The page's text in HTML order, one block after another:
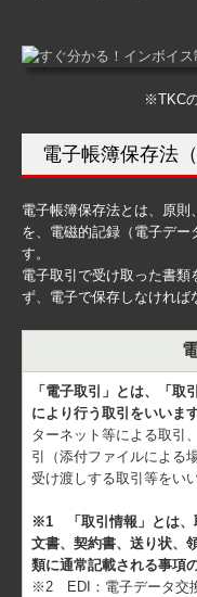
※TKC
電子帳簿保存法
電子帳簿保存法とは、原
を、電磁的記録（電子デ
す。
電子取引で受け取った書
ず、電子で保存しなければ
「電子取引」とは、「
により行う取引をいいます
ターネット等による取引
引（添付ファイルによる
受け渡しする取引等をいい
※1 「取引情報」とは、
文書、契約書、送り状、
類に通常記載される事項
※2 EDI：電子データ交